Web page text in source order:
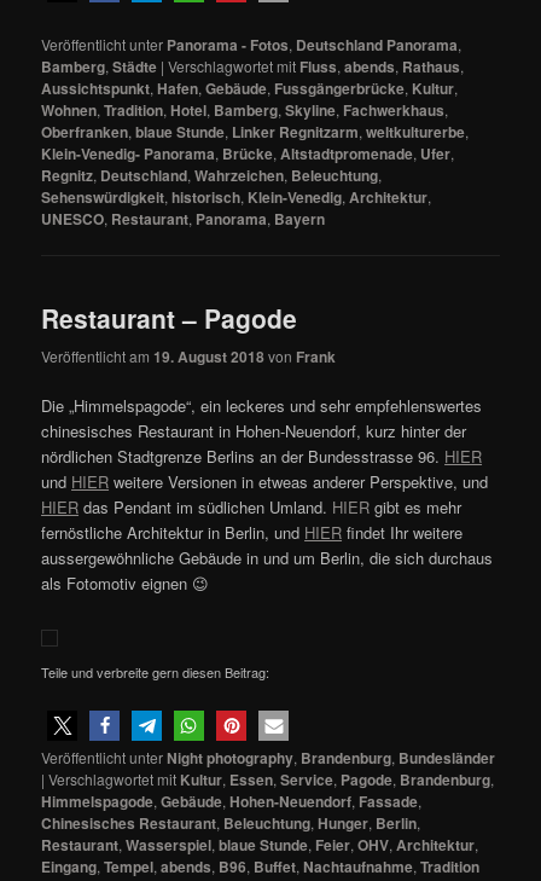
Veröffentlicht unter Panorama - Fotos, Deutschland Panorama,
Bamberg,Städte |Verschlagwortet mit Fluss,abends, Rathaus,
Aussichtspunkt, Hafen,Gebäude, Fussgängerbrücke, Kultur,
Wohnen,Tradition, Hotel, Bamberg,Skyline, Fachwerkhaus,
Oberfranken,blaue Stunde, Linker Regnitzarm,weltkulturerbe,
Klein-Venedig- Panorama, Brücke, Altstadtpromenade, Ufer,
Regnitz, Deutschland,Wahrzeichen, Beleuchtung,
Sehenswürdigkeit,historisch, Klein-Venedig, Architektur,
UNESCO, Restaurant, Panorama, Bayern
Restaurant – Pagode
Veröffentlicht am 19. August 2018von Frank
Die „Himmelspagode“, ein leckeres und sehr empfehlenswertes
chinesisches Restaurant in Hohen-Neuendorf, kurz hinter der
nördlichen Stadtgrenze Berlins an der Bundesstrasse 96. HIER
und HIER weitere Versionen in etweas anderer Perspektive, und
HIER das Pendant im südlichen Umland. HIER gibt es mehr
fernöstliche Architektur in Berlin, und HIER findet Ihr weitere
aussergewöhnliche Gebäude in und um Berlin, die sich durchaus
als Fotomotiv eignen 😉
Teile und verbreite gern diesen Beitrag:
Veröffentlicht unter Night photography, Brandenburg, Bundesländer
|Verschlagwortet mit Kultur, Essen,Service, Pagode, Brandenburg,
Himmelspagode,Gebäude, Hohen-Neuendorf, Fassade,
Chinesisches Restaurant, Beleuchtung, Hunger, Berlin,
Restaurant,Wasserspiel,blaue Stunde, Feier,OHV, Architektur,
Eingang,Tempel,abends, B96, Buffet, Nachtaufnahme,Tradition